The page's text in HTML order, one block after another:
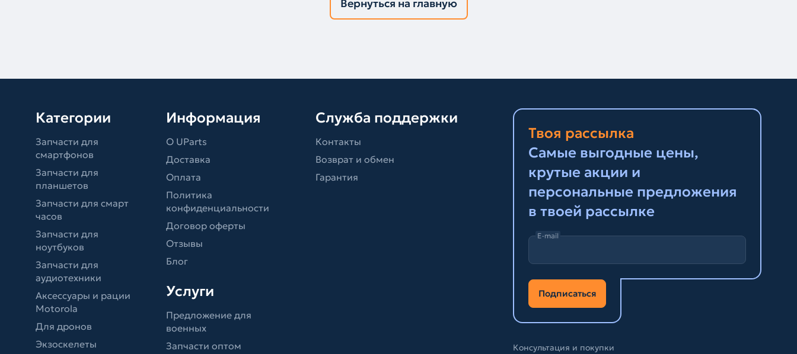
Вернуться на главную
Категории
Запчасти для
смартфонов
Запчасти для
планшетов
Запчасти для смарт
часов
Запчасти для
ноутбуков
Запчасти для
аудиотехники
Аксессуары и рации
Motorola
Для дронов
Экзоскелеты
Информация
О UParts
Доставка
Оплата
Политика
конфиденциальности
Договор оферты
Отзывы
Блог
Услуги
Предложение для
военных
Запчасти оптом
Служба поддержки
Контакты
Возврат и обмен
Гарантия
Твоя рассылка
Самые выгодные цены,
крутые акции и
персональные предложения
в твоей рассылке
E-mail
Подписаться
Консультация и покупки